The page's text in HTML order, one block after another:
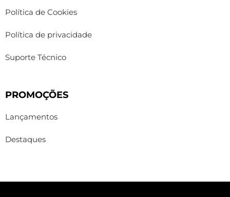
Política de Cookies
Política de privacidade
Suporte Técnico
PROMOÇÕES
Lançamentos
Destaques